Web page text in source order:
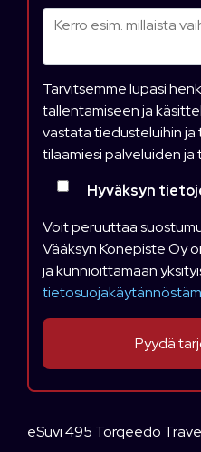
Tarvitsemme lupasi
tallentamiseen ja
vastata tiedusteluihin
tilaamiesi palveluiden
Hyväksyn
Voit peruuttaa
Vääksyn Konepiste Oy
ja kunnioittamaan
eSuvi 495 Torqeedo